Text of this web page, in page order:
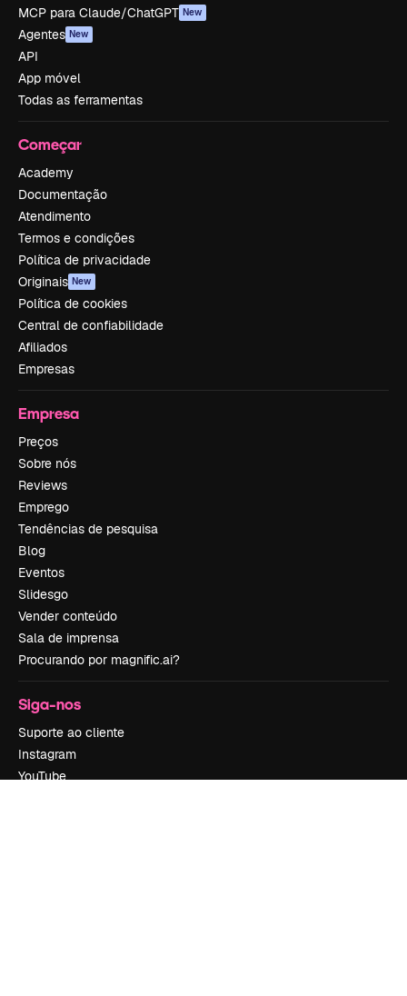
MCP para Claude/ChatGPT New
Agentes New
API
App móvel
Todas as ferramentas
Começar
Academy
Documentação
Atendimento
Termos e condições
Política de privacidade
Originais New
Política de cookies
Central de confiabilidade
Afiliados
Empresas
Empresa
Preços
Sobre nós
Reviews
Emprego
Tendências de pesquisa
Blog
Eventos
Slidesgo
Vender conteúdo
Sala de imprensa
Procurando por magnific.ai?
Siga-nos
Suporte ao cliente
Instagram
YouTube